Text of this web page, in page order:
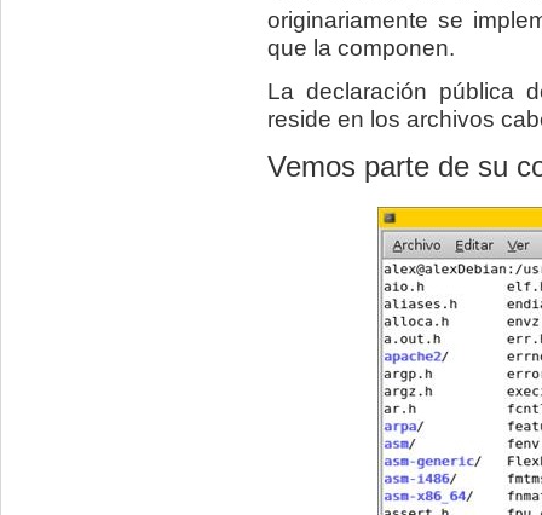
originariamente se
que la componen.
La declaración pública
reside en los archivos
Vemos parte de su